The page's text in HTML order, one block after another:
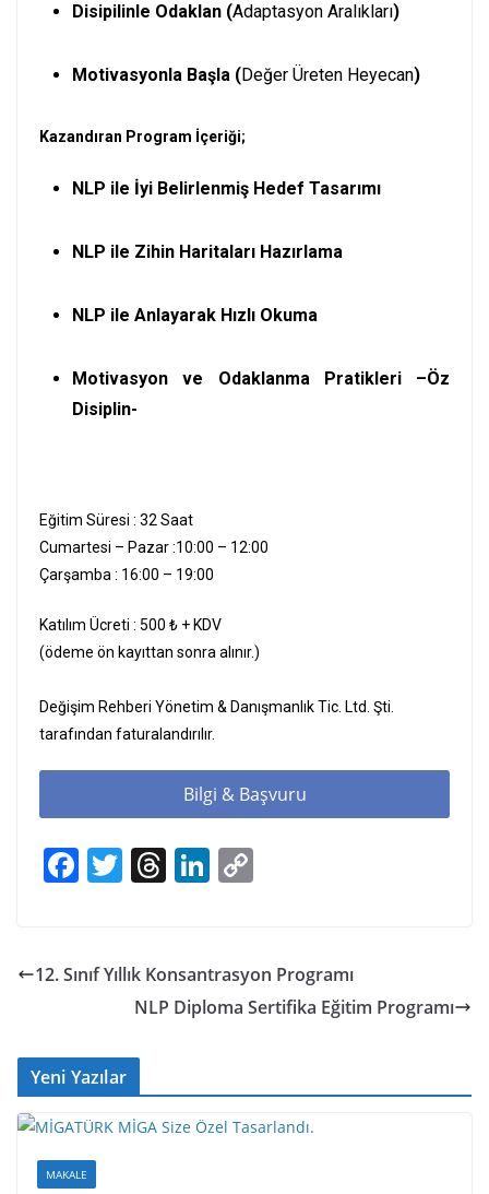
Disipilinle Odaklan (Adaptasyon Aralıkları)
Motivasyonla Başla (Değer Üreten Heyecan)
Kazandıran Program İçeriği;
NLP ile İyi Belirlenmiş Hedef Tasarımı
NLP ile Zihin Haritaları Hazırlama
NLP ile Anlayarak Hızlı Okuma
Motivasyon ve Odaklanma Pratikleri –Öz
Disiplin-
Eğitim Süresi : 32 Saat
Cumartesi – Pazar :10:00 – 12:00
Çarşamba : 16:00 – 19:00
Katılım Ücreti : 500 ₺ + KDV
(ödeme ön kayıttan sonra alınır.)
Değişim Rehberi Yönetim & Danışmanlık Tic. Ltd. Şti.
tarafından faturalandırılır.
Bilgi & Başvuru
F
e
o
k
T
er
T
a
d
Li
e
dI
y
Li
12. Sınıf Yıllık Konsantrasyon Programı
NLP Diploma Sertifika Eğitim Programı
Yeni Yazılar
MAKALE